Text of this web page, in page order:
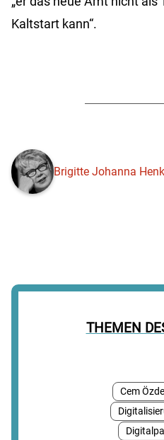
THEMEN
Cem
Kaltstart kann“.
Brigitte Johanna